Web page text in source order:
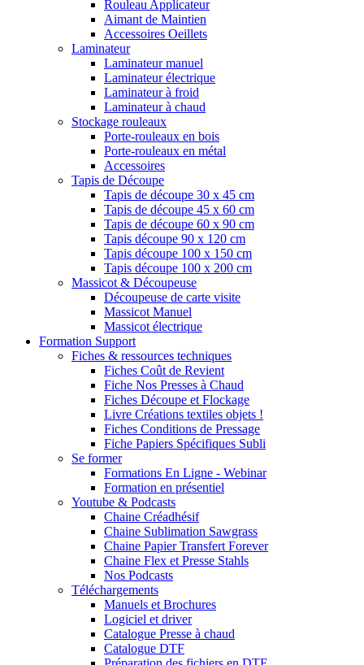
Rouleau Applicateur
Aimant de Maintien
Accessoires Oeillets
Laminateur
Laminateur manuel
Laminateur électrique
Laminateur à froid
Laminateur à chaud
Stockage rouleaux
Porte-rouleaux en bois
Porte-rouleaux en métal
Accessoires
Tapis de Découpe
Tapis de découpe 30 x 45 cm
Tapis de découpe 45 x 60 cm
Tapis de découpe 60 x 90 cm
Tapis découpe 90 x 120 cm
Tapis découpe 100 x 150 cm
Tapis découpe 100 x 200 cm
Massicot & Découpeuse
Découpeuse de carte visite
Massicot Manuel
Massicot électrique
Formation Support
Fiches & ressources techniques
Fiches Coût de Revient
Fiche Nos Presses à Chaud
Fiches Découpe et Flockage
Livre Créations textiles objets !
Fiches Conditions de Pressage
Fiche Papiers Spécifiques Subli
Se former
Formations En Ligne - Webinar
Formation en présentiel
Youtube & Podcasts
Chaine Créadhésif
Chaine Sublimation Sawgrass
Chaine Papier Transfert Forever
Chaine Flex et Presse Stahls
Nos Podcasts
Téléchargements
Manuels et Brochures
Logiciel et driver
Catalogue Presse à chaud
Catalogue DTF